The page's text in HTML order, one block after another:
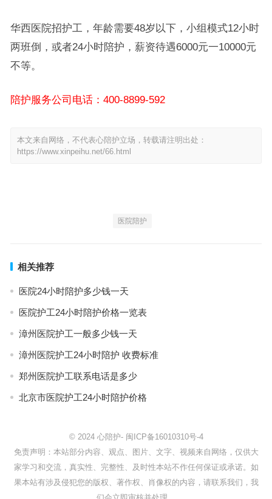
华西医院招护工，年龄需要48岁以下，小组模式12小时
两班倒，或者24小时陪护，薪资待遇6000元一10000元
不等。
陪护服务公司电话：400-8899-592
本文来自网络，不代表心陪护立场，转载请注明出处：
https://www.xinpeihu.net/66.html
医院陪护
相关推荐
医院24小时陪护多少钱一天
医院护工24小时陪护价格一览表
漳州医院护工一般多少钱一天
漳州医院护工24小时陪护 收费标准
郑州医院护工联系电话是多少
北京市医院护工24小时陪护价格
© 2024 心陪护- 闽ICP备16010310号-4
免责声明：本站部分内容、观点、图片、文字、视频来自网络，仅供大
家学习和交流，真实性、完整性、及时性本站不作任何保证或承诺。如
果本站有涉及侵犯您的版权、著作权、肖像权的内容，请联系我们，我